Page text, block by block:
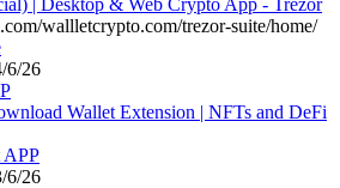
| Desktop & Web Crypto App - Trezor
wallletcrypto.com/trezor-suite/home/
6/26
Wallet Extension | NFTs and DeFi
APP
6/26